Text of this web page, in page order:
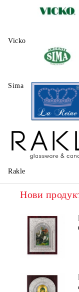
Vicko
Sima
La Reine
Rakle
Нови